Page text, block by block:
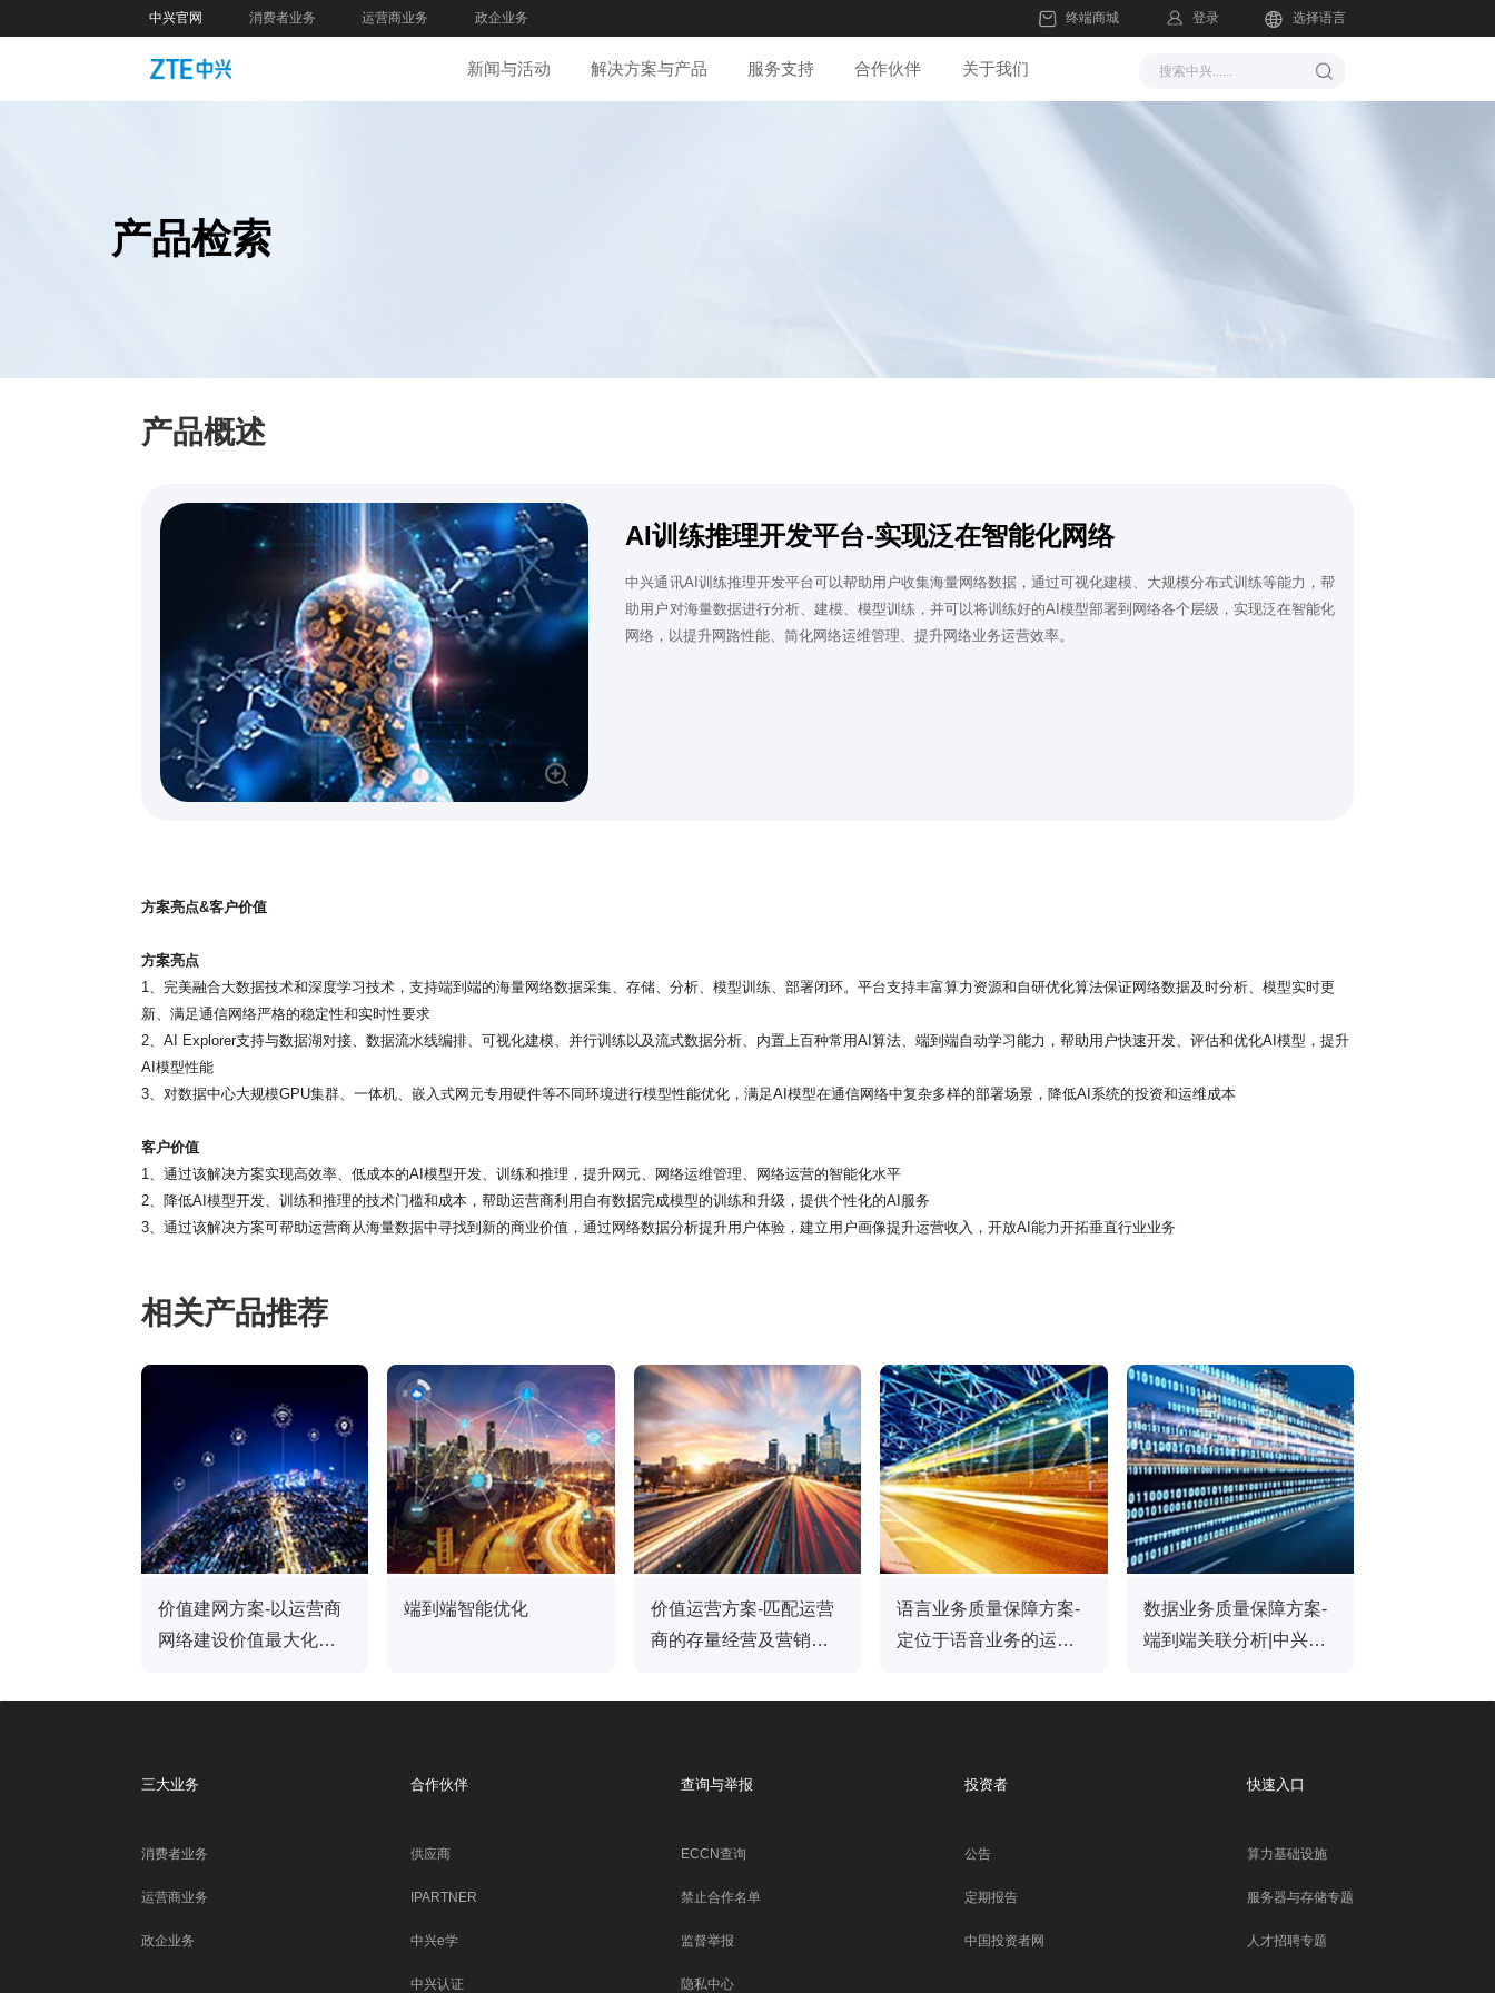
中兴官网 消费者业务 运营商业务 政企业务 终端商城 登录 选择语言
新闻与活动 解决方案与产品 服务支持 合作伙伴 关于我们
产品检索
产品概述
AI训练推理开发平台-实现泛在智能化网络
中兴通讯AI训练推理开发平台可以帮助用户收集海量网络数据，通过可视化建模、大规模分布式训练等能力，帮
助用户对海量数据进行分析、建模、模型训练，并可以将训练好的AI模型部署到网络各个层级，实现泛在智能化
网络，以提升网路性能、简化网络运维管理、提升网络业务运营效率。
方案亮点&客户价值
方案亮点
1、完美融合大数据技术和深度学习技术，支持端到端的海量网络数据采集、存储、分析、模型训练、部署闭环。平台支持丰富算力资源和自研优化算法保证网络数据及时分析、模型实时更
新、满足通信网络严格的稳定性和实时性要求
2、AI Explorer支持与数据湖对接、数据流水线编排、可视化建模、并行训练以及流式数据分析、内置上百种常用AI算法、端到端自动学习能力，帮助用户快速开发、评估和优化AI模型，提升
AI模型性能
3、对数据中心大规模GPU集群、一体机、嵌入式网元专用硬件等不同环境进行模型性能优化，满足AI模型在通信网络中复杂多样的部署场景，降低AI系统的投资和运维成本
客户价值
1、通过该解决方案实现高效率、低成本的AI模型开发、训练和推理，提升网元、网络运维管理、网络运营的智能化水平
2、降低AI模型开发、训练和推理的技术门槛和成本，帮助运营商利用自有数据完成模型的训练和升级，提供个性化的AI服务
3、通过该解决方案可帮助运营商从海量数据中寻找到新的商业价值，通过网络数据分析提升用户体验，建立用户画像提升运营收入，开放AI能力开拓垂直行业业务
相关产品推荐
价值建网方案-以运营商
网络建设价值最大化为
端到端智能优化
价值运营方案-匹配运营
商的存量经营及营销活
语言业务质量保障方案-
定位于语音业务的运营
数据业务质量保障方案-
端到端关联分析|中兴通
三大业务
消费者业务
运营商业务
政企业务
合作伙伴
供应商
IPARTNER
中兴e学
中兴认证
查询与举报
ECCN查询
禁止合作名单
监督举报
隐私中心
投资者
公告
定期报告
中国投资者网
快速入口
算力基础设施
服务器与存储专题
人才招聘专题